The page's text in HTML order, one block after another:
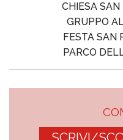
CHIESA SAN
GRUPPO
FESTA SAN
PARCO